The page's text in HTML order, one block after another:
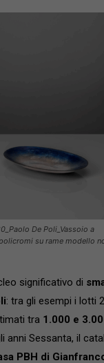
De Poli_Vassoio a
su rame modello
significativo di
: tra gli esempi i lotti
tra 1.000 e
anni Sessanta, il
PBH di